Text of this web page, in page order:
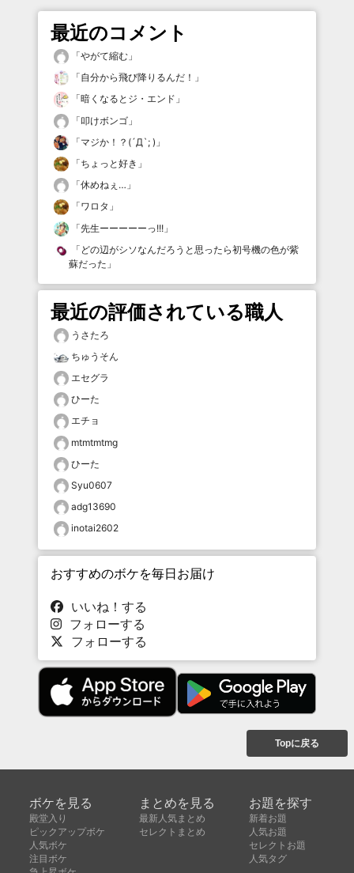
最近のコメント
「やがて縮む 」
「自分から飛び降りるんだ！ 」
「暗くなるとジ・エンド 」
「叩けボンゴ 」
「マジか！？(´Д`; ) 」
「ちょっと好き 」
「休めねぇ… 」
「ワロタ 」
「先生ーーーーーっ!!! 」
「 どの辺がシソなんだろうと思ったら初号機の色が紫
蘇だった 」
最近の評価されている職人
うさたろ
ちゅうそん
エセグラ
ひーた
エチョ
mtmtmtmg
ひーた
Syu0607
adg13690
inotai2602
おすすめのボケを毎日お届け
いいね！する
フォローする
フォローする
Topに戻る
ボケを見る
殿堂入り
ピックアップボケ
人気ボケ
注目ボケ
まとめを見る
最新人気まとめ
セレクトまとめ
お題を探す
新着お題
人気お題
セレクトお題
人気タグ